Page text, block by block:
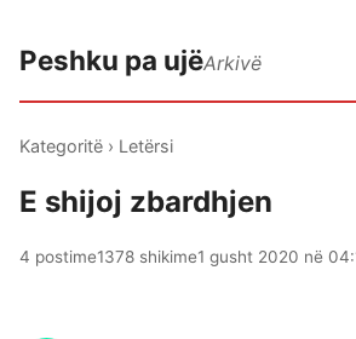
Peshku pa ujëArkivë
Kategoritë › Letërsi
E shijoj zbardhjen
4 postime1378 shikime1 gusht 2020 në